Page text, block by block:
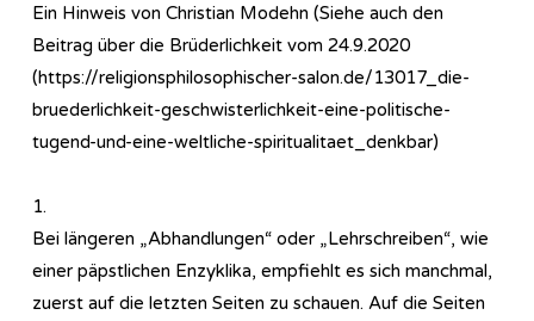
Ein Hinweis von Christian Modehn (Siehe auch den
Beitrag über die Brüderlichkeit vom 24.9.2020
(https://religionsphilosophischer-salon.de/13017_die-
bruederlichkeit-geschwisterlichkeit-eine-politische-
tugend-und-eine-weltliche-spiritualitaet_denkbar)
1.
Bei längeren „Abhandlungen“ oder „Lehrschreiben“, wie
einer päpstlichen Enzyklika, empfiehlt es sich manchmal,
zuerst auf die letzten Seiten zu schauen. Auf die Seiten